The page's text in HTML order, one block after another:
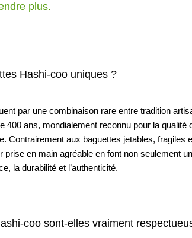
plus.
Hashi-coo uniques ?
par une combinaison rare entre tradition
400 ans, mondialement reconnu pour la
Contrairement aux baguettes jetables,
prise en main agréable en font non
la durabilité et l’authenticité.
coo sont-elles vraiment